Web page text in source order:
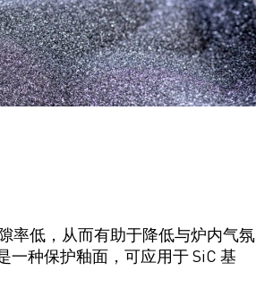
率低 ，从而有助于降低与炉内气氛
一种保护釉面， 可应用于SiC 基